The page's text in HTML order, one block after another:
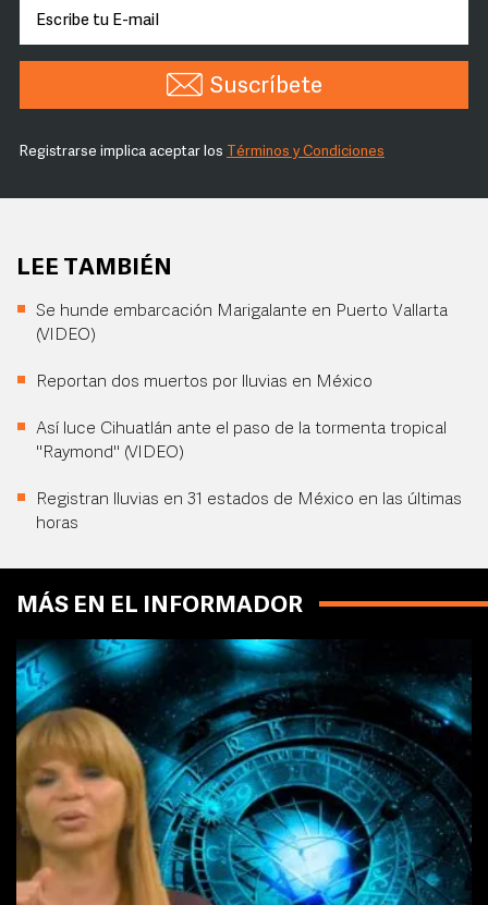
Suscríbete
Registrarse implica aceptar los Términos y Condiciones
LEE TAMBIÉN
Se hunde embarcación Marigalante en Puerto Vallarta
(VIDEO)
Reportan dos muertos por lluvias en México
Así luce Cihuatlán ante el paso de la tormenta tropical
"Raymond" (VIDEO)
Registran lluvias en 31 estados de México en las últimas
horas
MÁS EN EL INFORMADOR